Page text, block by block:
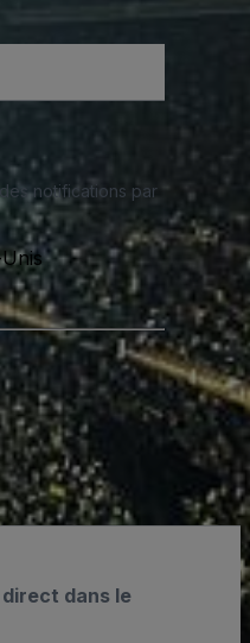
notifications par
dans le